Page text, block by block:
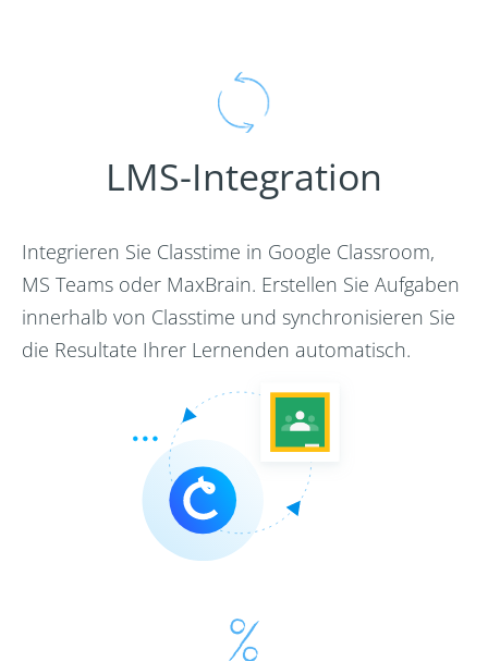
LMS-Integration
Integrieren Sie Classtime in Google Classroom,
MS Teams oder MaxBrain. Erstellen Sie Aufgaben
innerhalb von Classtime und synchronisieren Sie
die Resultate Ihrer Lernenden automatisch.